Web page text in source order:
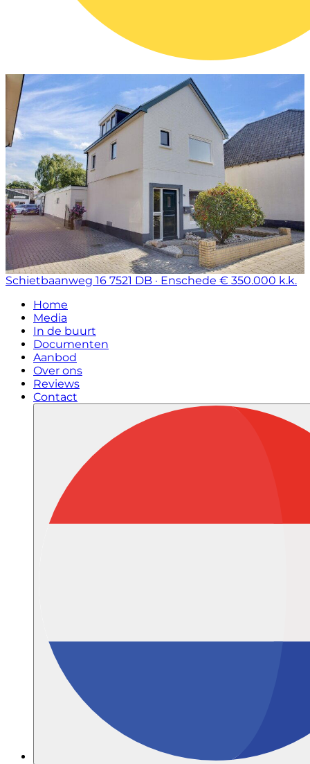
Schietbaanweg 16 7521 DB · Enschede € 350.000 k.k.
Home
Media
In de buurt
Documenten
Aanbod
Over ons
Reviews
Contact